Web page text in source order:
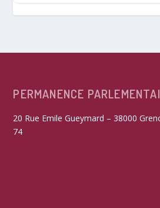
PERMANENCE
20 Rue Emile Gueymard – 38000
74